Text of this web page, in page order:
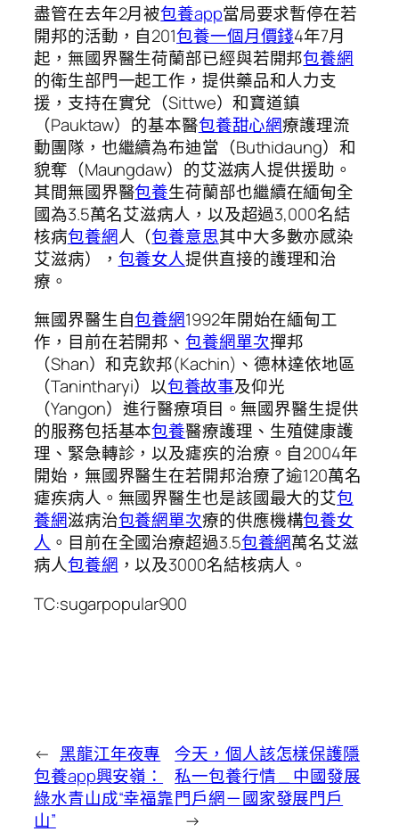
盡管在去年2月被包養app當局要求暫停在若
開邦的活動，自201包養一個月價錢4年7月
起，無國界醫生荷蘭部已經與若開邦包養網
的衛生部門一起工作，提供藥品和人力支
援，支持在實兌（Sittwe）和寶道鎮
（Pauktaw）的基本醫包養甜心網療護理流
動團隊，也繼續為布迪當（Buthidaung）和
貌奪（Maungdaw）的艾滋病人提供援助。
其間無國界醫包養生荷蘭部也繼續在緬甸全
國為3.5萬名艾滋病人，以及超過3,000名結
核病包養網人（包養意思其中大多數亦感染
艾滋病）， 包養女人提供直接的護理和治
療。
無國界醫生自包養網1992年開始在緬甸工
作，目前在若開邦、包養網單次撣邦
（Shan）和克欽邦(Kachin)、德林達依地區
（Tanintharyi）以包養故事及仰光
（Yangon）進行醫療項目。無國界醫生提供
的服務包括基本包養醫療護理、生殖健康護
理、緊急轉診，以及瘧疾的治療。自2004年
開始，無國界醫生在若開邦治療了逾120萬名
瘧疾病人。無國界醫生也是該國最大的艾包
養網滋病治包養網單次療的供應機構包養女
人 。目前在全國治療超過3.5包養網萬名艾滋
病人包養網 ，以及3000名結核病人。
TC:sugarpopular900
← 黑龍江年夜專
包養app興安嶺：
綠水青山成“幸福靠
山”
今天，個人該怎樣保護隱
私一包養行情 _ 中國發展
門戶網－國家發展門戶
→